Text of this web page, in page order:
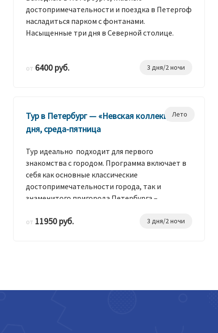
достопримечательности и поездка в Петергоф
насладиться парком с фонтанами.
Насыщенные три дня в Северной столице.
от 6400 руб. 3 дня/2 ночи
Лето
Тур в Петербург — «Невская коллекция», 3
дня, среда-пятница
Тур идеально подходит для первого
знакомства с городом. Программа включает в
себя как основные классические
достопримечательности города, так и
знаменитого пригорода Петербурга –
от 11950 руб. 3 дня/2 ночи